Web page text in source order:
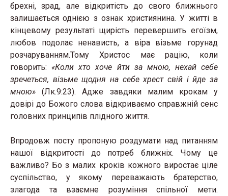
брехні, зрад, але відкритість до свого ближнього
залишається однією з ознак християнина. У житті в
кінцевому результаті щирість перевершить егоїзм,
любов подолає ненависть, а віра візьме горунад
розчаруванням.Тому Христос має рацію, коли
говорить: «Коли хто хоче йти за мною, нехай себе
зречеться, візьме щодня на себе хрест свій і йде за
мною» (Лк.9:23). Адже завдяки малим крокам у
довірі до Божого слова відкриваємо справжній сенс
головних принципів плідного життя.
Впродовж посту пропоную роздумати над питанням
нашої відкритості до потреб ближніх. Чому це
важливо? Бо з малих кроків кожного виростає ціле
суспільство, у якому переважають братерство,
злагода та взаємне розуміння спільної мети.